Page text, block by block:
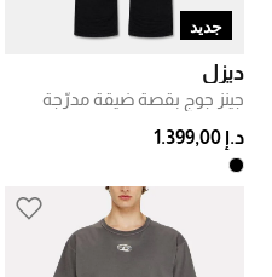
جديد
ديزل
جينز جوج بقصة ضيقة مدرّجة
د.إ 1.399,00